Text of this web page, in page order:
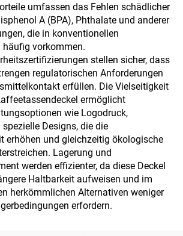
umfassen das Fehlen schädlicher
A (BPA), Phthalate und anderer
die in konventionellen
vorkommen.
stellen sicher, dass
regulatorischen Anforderungen
erfüllen. Die Vielseitigkeit
ermöglicht
wie Logodruck,
Designs, die die
erhöhen und gleichzeitig ökologische
Lagerung und
werden effizienter, da diese Deckel
Haltbarkeit aufweisen und im
herkömmlichen Alternativen weniger
erfordern.